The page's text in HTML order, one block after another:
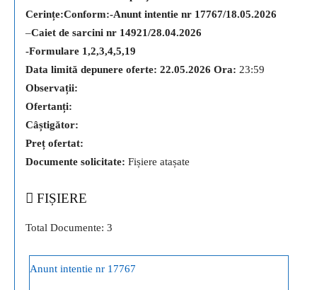
Cerințe:Conform:-Anunt intentie nr 17767/18.05.2026
–Caiet de sarcini nr 14921/28.04.2026
-Formulare 1,2,3,4,5,19
Data limită depunere oferte: 22.05.2026 Ora: 23:59
Observații:
Ofertanți:
Câștigător:
Preț ofertat:
Documente solicitate: Fișiere atașate
FIȘIERE
Total Documente: 3
Anunt intentie nr 17767